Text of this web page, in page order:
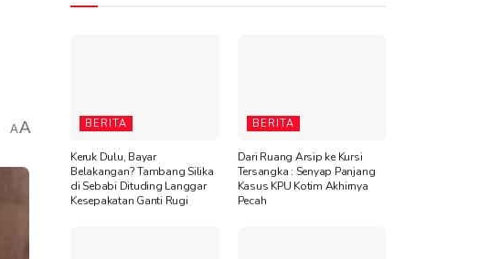
AA BERITA
Keruk Dulu, Bayar
Belakangan? Tambang Silika
di Sebabi Dituding Langgar
Kesepakatan Ganti Rugi
BERITA
Dari Ruang Arsip ke Kursi
Tersangka : Senyap Panjang
Kasus KPU Kotim Akhirnya
Pecah